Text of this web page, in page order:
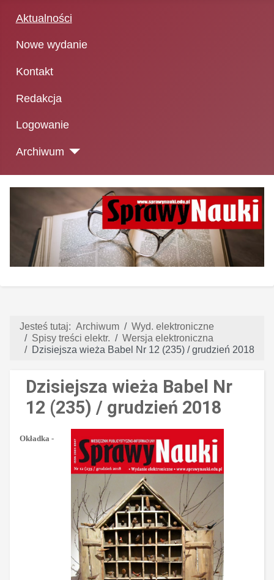
Aktualności
Nowe wydanie
Kontakt
Redakcja
Logowanie
Archiwum
Jesteś tutaj: Archiwum
Wyd. elektroniczne
Spisy treści elektr.
Wersja elektroniczna
Dzisiejsza wieża Babel Nr 12 (235) / grudzień 2018
Dzisiejsza wieża Babel Nr
12 (235) / grudzień 2018
Okładka -